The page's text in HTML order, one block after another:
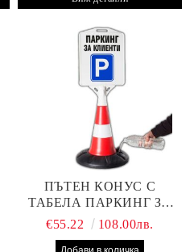
ПЪТЕН КОНУС С
ТАБЕЛА ПАРКИНГ ЗА
КЛИЕНТИ
€55.22 108.00лв.